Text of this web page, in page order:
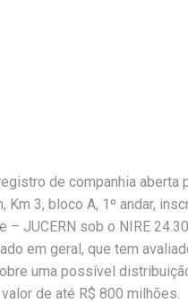
de companhia
Km 3, bloco A, 1º andar,
JUCERN sob o NIRE
em geral, que tem
uma possível
de até R$ 800 milhões.